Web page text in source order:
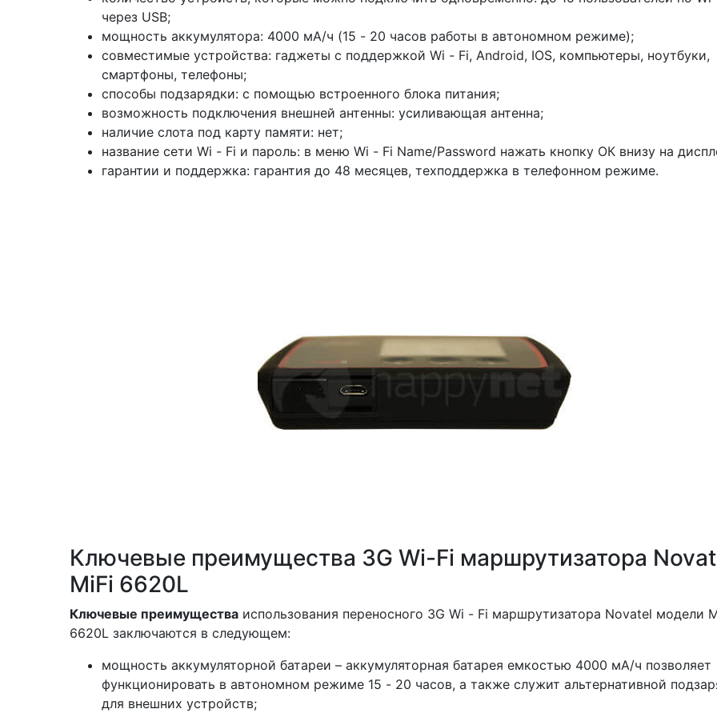
через USB;
мощность аккумулятора: 4000 мА/ч (15 - 20 часов работы в автономном режиме);
совместимые устройства: гаджеты с поддержкой Wi - Fi, Android, IOS, компьютеры, ноутбуки,
смартфоны, телефоны;
способы подзарядки: с помощью встроенного блока питания;
возможность подключения внешней антенны: усиливающая антенна;
наличие слота под карту памяти: нет;
название сети Wi - Fi и пароль: в меню Wi - Fi Name/Password нажать кнопку ОК внизу на
гарантии и поддержка: гарантия до 48 месяцев, техподдержка в телефонном режиме.
Ключевые преимущества 3G Wi-Fi маршрутизатора
MiFi 6620L
Ключевые преимущества использования переносного 3G Wi - Fi маршрутизатора Novatel модели
6620L заключаются в следующем:
мощность аккумуляторной батареи – аккумуляторная батарея емкостью 4000 мА/ч позволяет
функционировать в автономном режиме 15 - 20 часов, а также служит альтернативной
для внешних устройств;